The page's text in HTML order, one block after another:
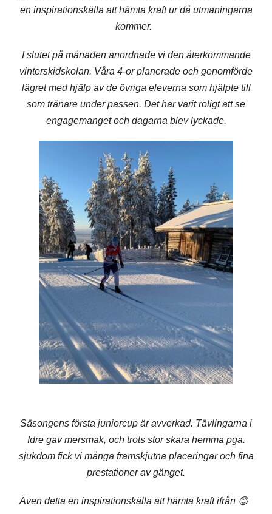
en inspirationskälla att hämta kraft ur då utmaningarna
kommer.
I slutet på månaden anordnade vi den återkommande
vinterskidskolan. Våra 4-or planerade och genomförde
lägret med hjälp av de övriga eleverna som hjälpte till
som tränare under passen. Det har varit roligt att se
engagemanget och dagarna blev lyckade.
Säsongens första juniorcup är avverkad. Tävlingarna i
Idre gav mersmak, och trots stor skara hemma pga.
sjukdom fick vi många framskjutna placeringar och fina
prestationer av gänget.
Även detta en inspirationskälla att hämta kraft ifrån 😊